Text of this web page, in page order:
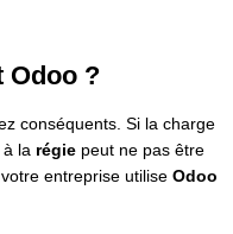
Odoo ?
conséquents. Si la charge
à la régiepeut ne pas être
entreprise utilise Odoo